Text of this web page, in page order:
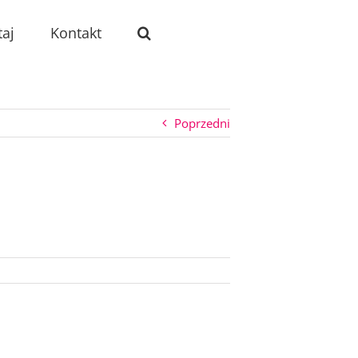
Kontakt
Poprzedni